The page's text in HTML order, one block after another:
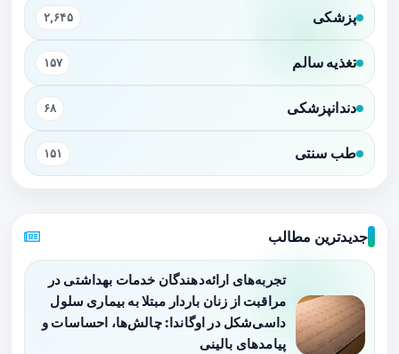
پزشکی ۲,۶۴۵
تغذیه سالم ۱۵۷
دندانپزشکی ۶۸
طب سنتی ۱۵۱
جدیدترین مطالب
تجربه‌های ارائه‌دهندگان خدمات بهداشتی در
مراقبت از زنان باردار مبتلا به بیماری سلول
داسی‌شکل در اوگاندا: چالش‌ها، احساسات و
پیامدهای بالینی